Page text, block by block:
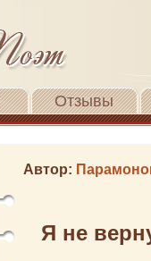
Отзывы
Автор:
Я не